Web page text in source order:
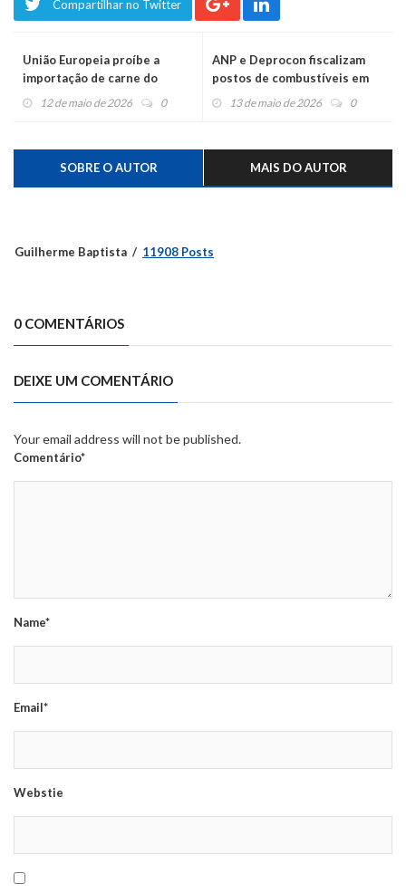
Compartilhar no Twitter
União Europeia proíbe a
importação de carne do
Brasil12 de maio de 2026 0
ANP e Deprocon fiscalizam
postos de combustíveis em
Montenegro
13 de maio de 2026 0
SOBRE O AUTOR MAIS DO AUTOR
Guilherme Baptista 11908 Posts
0 COMENTÁRIOS
DEIXE UM COMENTÁRIO
Your email address will not be published.
Comentário*
Name*
Email*
Webstie